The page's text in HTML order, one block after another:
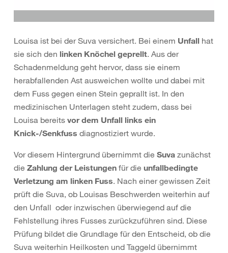
Louisa ist bei der Suva versichert. Bei einem Unfall hat
sie sich den linken Knöchel geprellt. Aus der
Schadenmeldung geht hervor, dass sie einem
herabfallenden Ast ausweichen wollte und dabei mit
dem Fuss gegen einen Stein geprallt ist. In den
medizinischen Unterlagen steht zudem, dass bei
Louisa bereits vor dem Unfall links ein
Knick-/Senkfuss diagnostiziert wurde.
Vor diesem Hintergrund übernimmt die Suva zunächst
die Zahlung der Leistungen für die unfallbedingte
Verletzung am linken Fuss. Nach einer gewissen Zeit
prüft die Suva, ob Louisas Beschwerden weiterhin auf
den Unfall oder inzwischen überwiegend auf die
Fehlstellung ihres Fusses zurückzuführen sind. Diese
Prüfung bildet die Grundlage für den Entscheid, ob die
Suva weiterhin Heilkosten und Taggeld übernimmt